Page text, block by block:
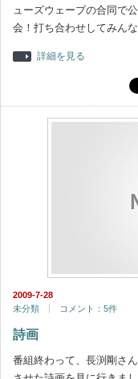
ューズウェーブの合同で
会！打ち合わせしてみん
詳細を見る
2009-7-28
未分類
コメント：5件
詩画
番組終わって、長渕剛さ